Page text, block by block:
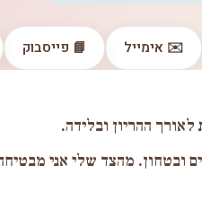
✉️ אימייל 📘 פייסבוק
ההריון ובלידה.
ובטחון. מהצד שלי אני